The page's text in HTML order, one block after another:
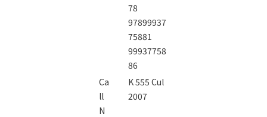
78
97899937
75881
99937758
86
Ca
ll
N
K 555 Cul
2007